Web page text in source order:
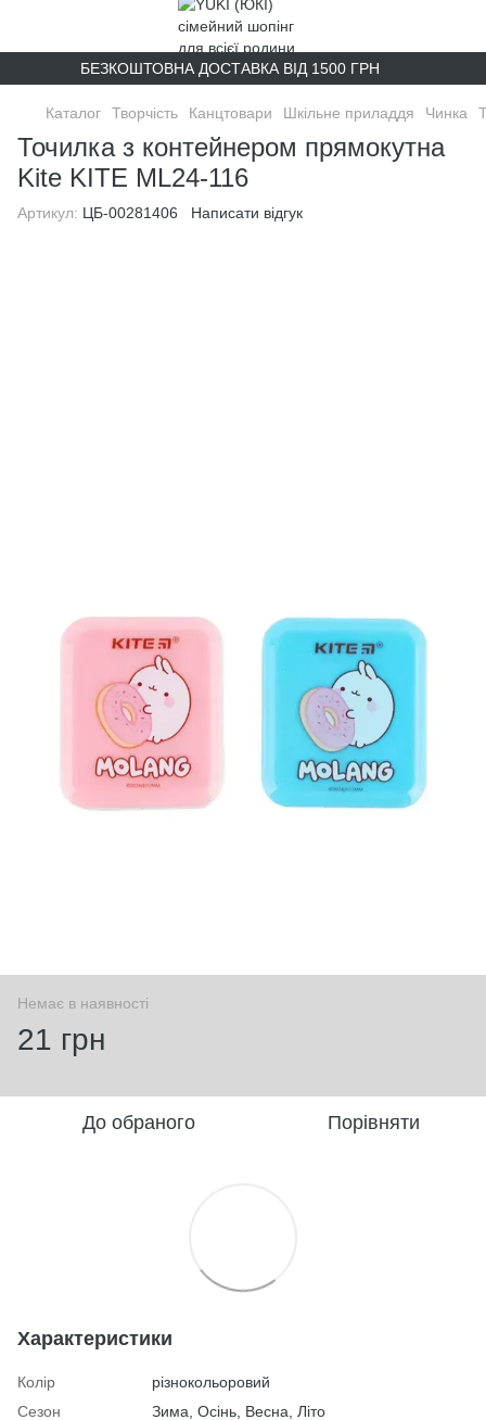
БЕЗКОШТОВНА ДОСТАВКА ВІД 1500 ГРН
Каталог Творчість Канцтовари Шкільне приладдя Чинка
Точилка з контейнером прямокутна
Kite KITE ML24-116
Артикул: ЦБ-00281406 Написати відгук
Немає в наявності
21 грн
До обраного Порівняти
Характеристики
Колір
різнокольоровий
Сезон
Зима, Осінь, Весна, Літо